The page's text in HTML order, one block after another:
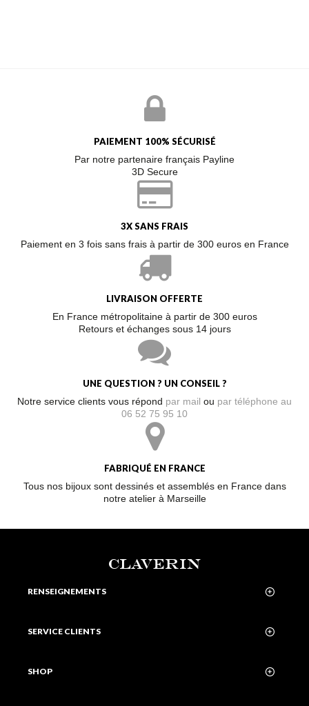
PAIEMENT 100% SÉCURISÉ
Par notre partenaire français Payline
3D Secure
3X SANS FRAIS
Paiement en 3 fois sans frais à partir de 300 euros en France
LIVRAISON OFFERTE
En France métropolitaine à partir de 300 euros
Retours et échanges sous 14 jours
UNE QUESTION ? UN CONSEIL ?
Notre service clients vous répond par mail ou par téléphone au
06 52 75 95 10
FABRIQUÉ EN FRANCE
Tous nos bijoux sont dessinés et assemblés en France dans
notre atelier à Marseille
CLAVERIN
RENSEIGNEMENTS
SERVICE CLIENTS
SHOP